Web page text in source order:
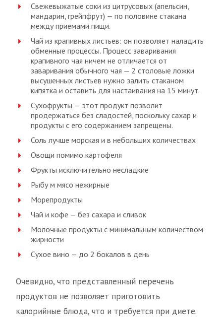
Свежевыжатые соки из цитрусовых (апельсин,
мандарин, грейпфрут) — по половине стакана
между приемами пищи.
Чай из крапивных листьев: он позволяет наладить
обменные процессы. Процесс заваривания
крапивного чая ничем не отличается от
заваривания обычного чая — 2 столовые ложки
высушенных листьев нужно залить стаканом
кипятка и оставить для настаивания на 15 минут.
Сухофрукты — этот продукт позволит
продержаться без сладостей, поскольку сахар и
продукты с его содержанием запрещены.
Соль лучше морская и в небольших количествах
Овощи помимо картофеля
Фрукты исключительно несладкие
Рыбу м мясо нежирные
Морепродукты
Чай и кофе — без сахара и сливок
Молочные продукты с минимальным количеством
жирности
Сухое вино — до 2 бокалов в день
Очевидно, что представленный перечень
продуктов не позволяет приготовить
калорийные блюда, что и требуется при диете.